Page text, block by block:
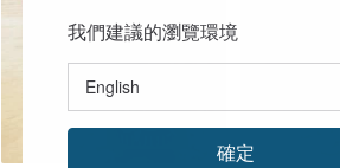
我們建議的瀏覽環境
確定